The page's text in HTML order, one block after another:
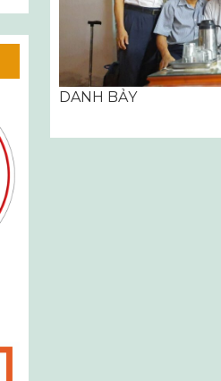
DANH BẢY
Điều